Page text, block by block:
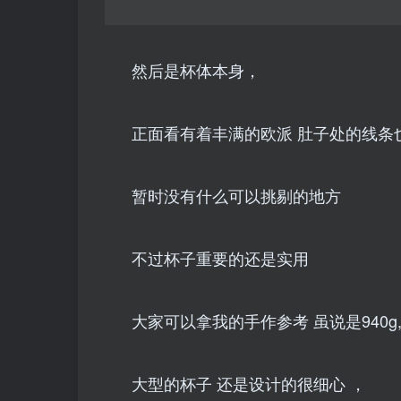
然后是杯体本身，
正面看有着丰满的欧派 肚子处的线条
暂时没有什么可以挑剔的地方
不过杯子重要的还是实用
大家可以拿我的手作参考 虽说是940g,
大型的杯子 还是设计的很细心 ，